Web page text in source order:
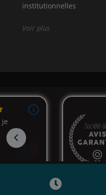
institutionnelles
Voir plus